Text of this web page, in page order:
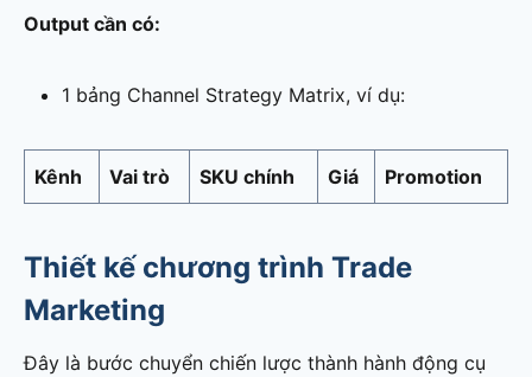
Output cần có:
1 bảng Channel Strategy Matrix, ví dụ:
Kênh Vai trò SKU chính Giá Promotion
Thiết kế chương trình Trade
Marketing
Đây là bước chuyển chiến lược thành hành động cụ